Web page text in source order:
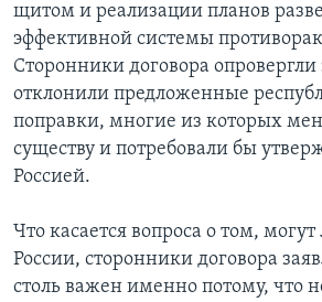
щитом и реализации планов
эффективной системы
Сторонники договора опровергли
отклонили предложенные
поправки, многие из которых
существу и потребовали бы
Россией.
Что касается вопроса о том,
России, сторонники договора
столь важен именно потому, что